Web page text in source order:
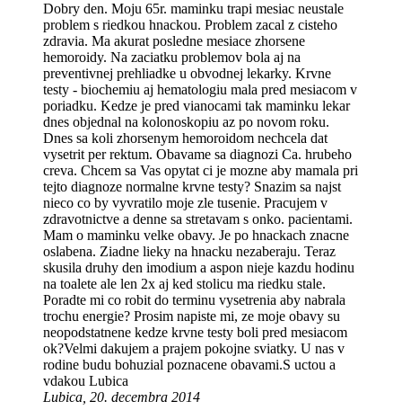
Dobry den. Moju 65r. maminku trapi mesiac neustale
problem s riedkou hnackou. Problem zacal z cisteho
zdravia. Ma akurat posledne mesiace zhorsene
hemoroidy. Na zaciatku problemov bola aj na
preventivnej prehliadke u obvodnej lekarky. Krvne
testy - biochemiu aj hematologiu mala pred mesiacom v
poriadku. Kedze je pred vianocami tak maminku lekar
dnes objednal na kolonoskopiu az po novom roku.
Dnes sa koli zhorsenym hemoroidom nechcela dat
vysetrit per rektum. Obavame sa diagnozi Ca. hrubeho
creva. Chcem sa Vas opytat ci je mozne aby mamala pri
tejto diagnoze normalne krvne testy? Snazim sa najst
nieco co by vyvratilo moje zle tusenie. Pracujem v
zdravotnictve a denne sa stretavam s onko. pacientami.
Mam o maminku velke obavy. Je po hnackach znacne
oslabena. Ziadne lieky na hnacku nezaberaju. Teraz
skusila druhy den imodium a aspon nieje kazdu hodinu
na toalete ale len 2x aj ked stolicu ma riedku stale.
Poradte mi co robit do terminu vysetrenia aby nabrala
trochu energie? Prosim napiste mi, ze moje obavy su
neopodstatnene kedze krvne testy boli pred mesiacom
ok?Velmi dakujem a prajem pokojne sviatky. U nas v
rodine budu bohuzial poznacene obavami.S uctou a
vdakou Lubica
Lubica, 20. decembra 2014